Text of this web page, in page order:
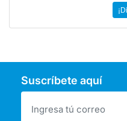
Suscríbete aquí